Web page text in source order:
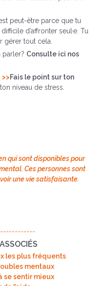
peut-être parce que tu
d’affronter seul·e. Tu
gérer tout cela.
parler? Consulte ici nos
>>Fais le point sur ton
niveau de stress.
qui sont disponibles pour
Ces personnes sont
une vie satisfaisante.
les plus fréquents
mentaux
se sentir mieux